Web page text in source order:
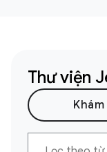
Thư viện